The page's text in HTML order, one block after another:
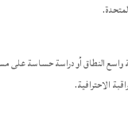
الاحترافية.